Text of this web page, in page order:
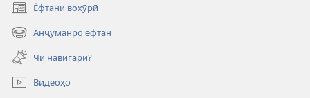
Ёфтани вохӯрӣ
(дар
саҳифаи
нав
кушода
мешавад)
Анҷуманро ёфтан
(дар
саҳифаи
нав
кушода
мешавад)
Чӣ навигарӣ?
Видеоҳо